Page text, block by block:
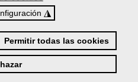
◮
Permitir todas las cookies
de
nos necesitas.
ofrece a sus alumnos